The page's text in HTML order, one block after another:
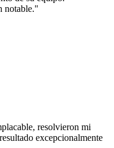
notable."
resolvieron mi
excepcionalmente